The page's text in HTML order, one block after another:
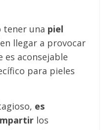
tener una piel
llegar a provocar
es aconsejable
para pieles
es
los